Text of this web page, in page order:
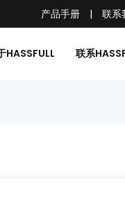
产品手册 | 联系
HASSFULL 联系